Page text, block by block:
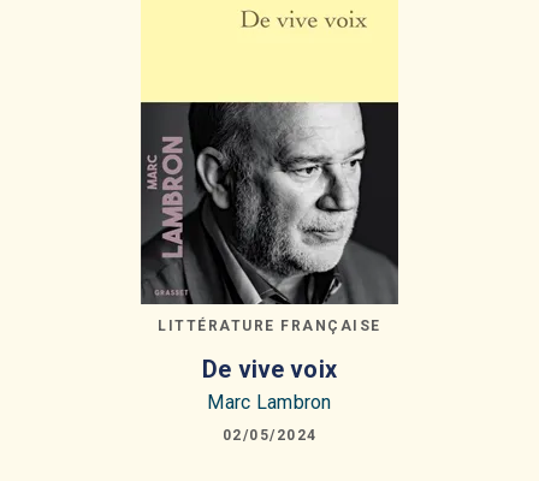
LITTÉRATURE FRANÇAISE
De vive voix
Marc Lambron
02/05/2024